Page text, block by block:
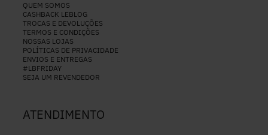
QUEM SOMOS
CASHBACK LEBLOG
TROCAS E DEVOLUÇÕES
TERMOS E CONDIÇÕES
NOSSAS LOJAS
POLÍTICAS DE PRIVACIDADE
ENVIOS E ENTREGAS
#LBFRIDAY
SEJA UM REVENDEDOR
ATENDIMENTO